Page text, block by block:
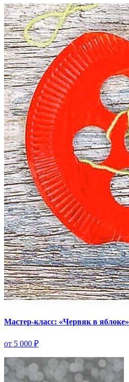
Мастер-класс: «Червяк в яблоке»
от 5 000 ₽